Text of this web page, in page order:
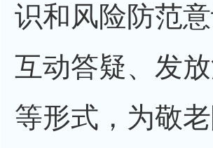
识和风险防范
互动答疑、发
等形式，为敬